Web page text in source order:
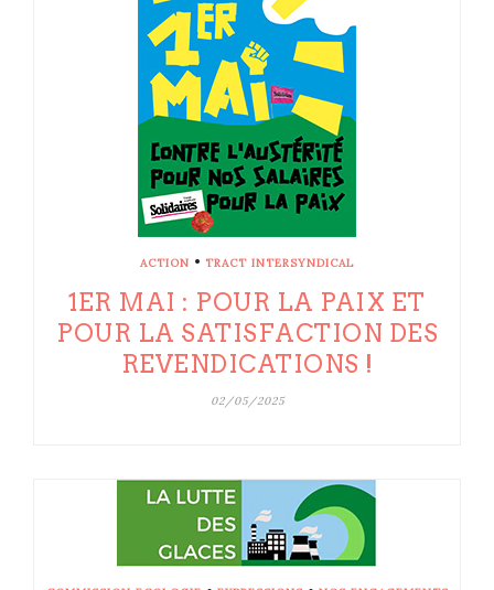
ACTION • TRACT INTERSYNDICAL
1ER MAI : POUR LA PAIX ET
POUR LA SATISFACTION DES
REVENDICATIONS !
02/05/2025